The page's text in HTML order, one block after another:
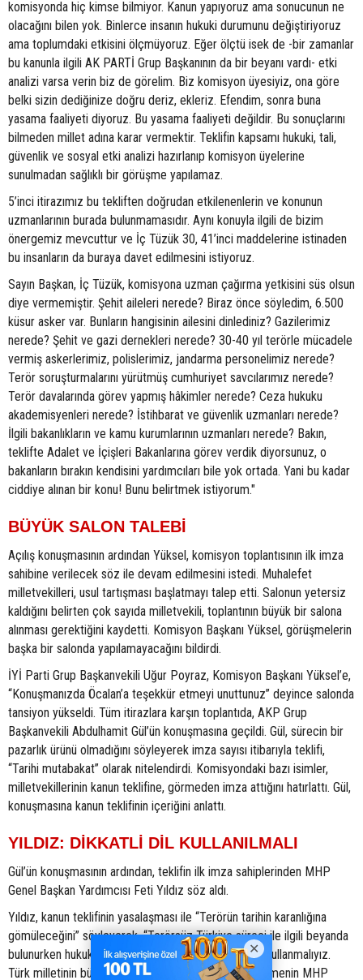
komisyonda hiç kimse bilmiyor. Kanun yapıyoruz ama sonucunun ne
olacağını bilen yok. Binlerce insanın hukuki durumunu değiştiriyoruz
ama toplumdaki etkisini ölçmüyoruz. Eğer ölçtü isek de -bir zamanlar
bu kanunla ilgili AK PARTİ Grup Başkanının da bir beyanı vardı- etki
analizi varsa verin biz de görelim. Biz komisyon üyesiyiz, ona göre
belki sizin dediğinize doğru deriz, ekleriz. Efendim, sonra buna
yasama faaliyeti diyoruz. Bu yasama faaliyeti değildir. Bu sonuçlarını
bilmeden millet adına karar vermektir. Teklifin kapsamı hukuki, tali,
güvenlik ve sosyal etki analizi hazırlanıp komisyon üyelerine
sunulmadan sağlıklı bir görüşme yapılamaz.
5’inci itirazımız bu tekliften doğrudan etkilenenlerin ve konunun
uzmanlarının burada bulunmamasıdır. Aynı konuyla ilgili de bizim
önergemiz mevcuttur ve İç Tüzük 30, 41’inci maddelerine istinaden
bu insanların da buraya davet edilmesini istiyoruz.
Sayın Başkan, İç Tüzük, komisyona uzman çağırma yetkisini süs olsun
diye vermemiştir. Şehit aileleri nerede? Biraz önce söyledim, 6.500
küsur asker var. Bunların hangisinin ailesini dinlediniz? Gazilerimiz
nerede? Şehit ve gazi dernekleri nerede? 30-40 yıl terörle mücadele
vermiş askerlerimiz, polislerimiz, jandarma personelimiz nerede?
Terör soruşturmalarını yürütmüş cumhuriyet savcılarımız nerede?
Terör davalarında görev yapmış hâkimler nerede? Ceza hukuku
akademisyenleri nerede? İstihbarat ve güvenlik uzmanları nerede?
İlgili bakanlıkların ve kamu kurumlarının uzmanları nerede? Bakın,
teklifte Adalet ve İçişleri Bakanlarına görev verdik diyorsunuz, o
bakanların bırakın kendisini yardımcıları bile yok ortada. Yani bu kadar
ciddiye alınan bir konu! Bunu belirtmek istiyorum."
BÜYÜK SALON TALEBİ
Açılış konuşmasının ardından Yüksel, komisyon toplantısının ilk imza
sahibine verilecek söz ile devam edilmesini istedi. Muhalefet
milletvekilleri, usul tartışması başlatmayı talep etti. Salonun yetersiz
kaldığını belirten çok sayıda milletvekili, toplantının büyük bir salona
alınması gerektiğini kaydetti. Komisyon Başkanı Yüksel, görüşmelerin
başka bir salonda yapılamayacağını bildirdi.
İYİ Parti Grup Başkanvekili Uğur Poyraz, Komisyon Başkanı Yüksel’e,
“Konuşmanızda Öcalan’a teşekkür etmeyi unuttunuz” deyince salonda
tansiyon yükseldi. Tüm itirazlara karşın toplantıda, AKP Grup
Başkanvekili Abdulhamit Gül’ün konuşmasına geçildi. Gül, sürecin bir
pazarlık ürünü olmadığını söyleyerek imza sayısı itibarıyla teklifi,
“Tarihi mutabakat” olarak nitelendirdi. Komisyondaki bazı isimler,
milletvekillerinin kanun teklifine, görmeden imza attığını hatırlattı. Gül,
konuşmasına kanun teklifinin içeriğini anlattı.
YILDIZ: DİKKATLİ DİL KULLANILMALI
Gül’ün konuşmasının ardından, teklifin ilk imza sahiplerinden MHP
Genel Başkan Yardımcısı Feti Yıldız söz aldı.
Yıldız, kanun teklifinin yasalaşması ile “Terörün tarihin karanlığına
gömüleceğini” söyleyerek, “Terörsüz Türkiye süreci ile ilgili beyanda
bulunurken hukuki ve siyasi kavram setlerini dikkatli kullanmalıyız.
Türk milletinin bütünlüğünü hedef alan her türlü söylemenin MHP